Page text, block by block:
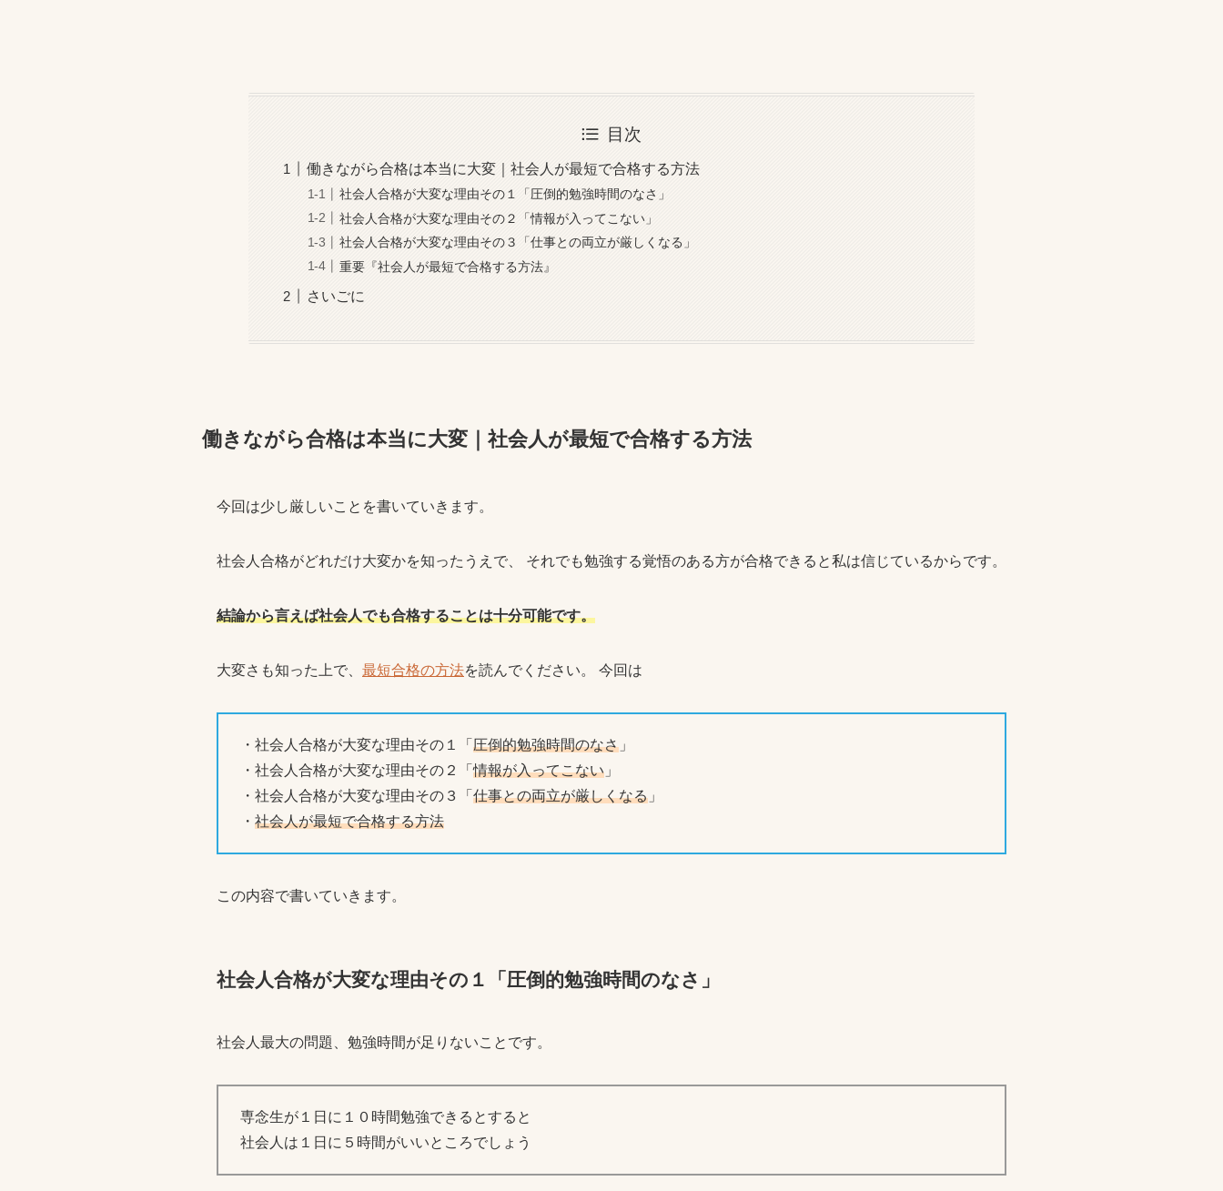
目次
働きながら合格は本当に大変｜社会人が最短で合格する方法
社会人合格が大変な理由その１「圧倒的勉強時間のなさ」
社会人合格が大変な理由その２「情報が入ってこない」
社会人合格が大変な理由その３「仕事との両立が厳しくなる」
重要『社会人が最短で合格する方法』
さいごに
働きながら合格は本当に大変｜社会人が最短で合格する方法
今回は少し厳しいことを書いていきます。
社会人合格がどれだけ大変かを知ったうえで、 それでも勉強する覚悟のある方が合格できると私は信じているからです。
結論から言えば社会人でも合格することは十分可能です。
大変さも知った上で、 最短合格の方法を読んでください。 今回は
・社会人合格が大変な理由その１「 圧倒的勉強時間のなさ 」
・社会人合格が大変な理由その２「情報が入ってこない 」
・社会人合格が大変な理由その３「 仕事との両立が厳しくなる 」
・ 社会人が最短で合格する方法
この内容で書いていきます。
社会人合格が大変な理由その１「圧倒的勉強時間のなさ」
社会人最大の問題、勉強時間が足りないことです。
専念生が１日に１０時間勉強できるとすると
社会人は１日に５時間がいいところでしょう